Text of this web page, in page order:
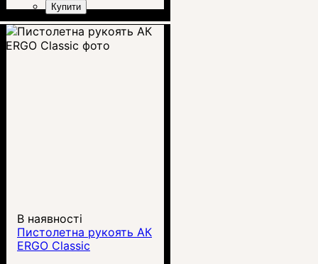
Купити
В наявності
Пистолетна рукоять АК
ERGO Classic